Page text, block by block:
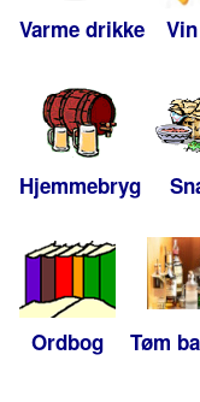
Varme drikke
Hjemmebryg
Ordbog Tøm